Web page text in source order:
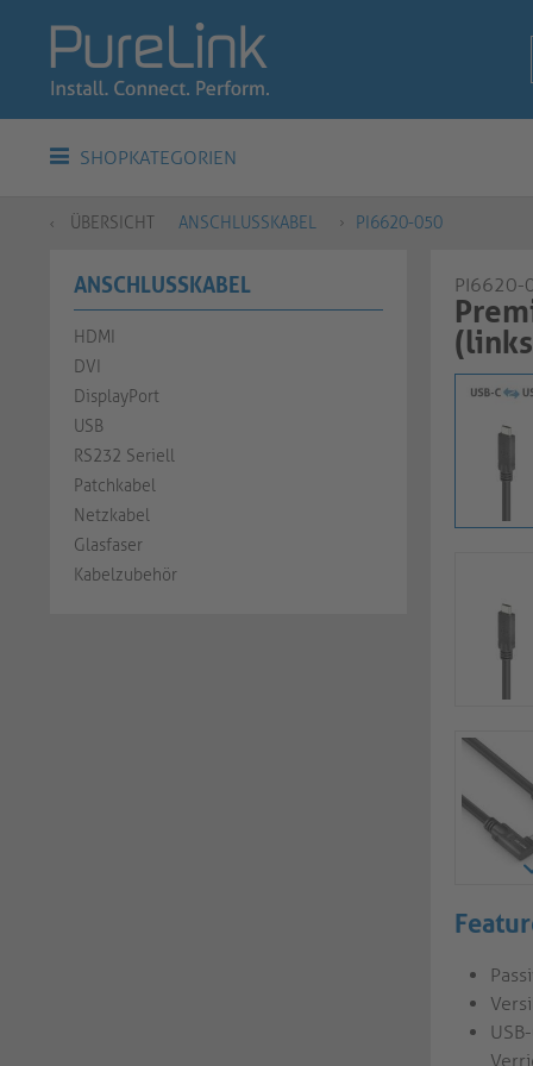
SHOPKATEGORIEN
ÜBERSICHT ANSCHLUSSKABEL PI6620-050
ANSCHLUSSKABEL
HDMI
DVI
DisplayPort
USB
RS232 Seriell
Patchkabel
Netzkabel
Glasfaser
Kabelzubehör
PI6620-